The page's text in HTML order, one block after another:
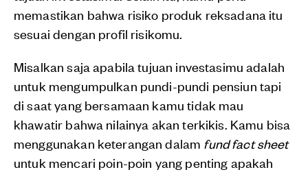
memastikan bahwa risiko produk reksadana itu
sesuai dengan profil risikomu.
Misalkan saja apabila tujuan investasimu adalah
untuk mengumpulkan pundi-pundi pensiun tapi
di saat yang bersamaan kamu tidak mau
khawatir bahwa nilainya akan terkikis. Kamu bisa
menggunakan keterangan dalam fund fact sheet
untuk mencari poin-poin yang penting apakah